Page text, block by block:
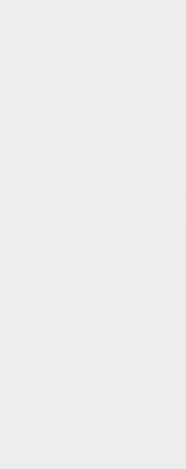
veut montrer à ses amis, elle
coiffure de Loopy : Pororo
des poissons. Aucun ne
Loopy, apportant avec eux les